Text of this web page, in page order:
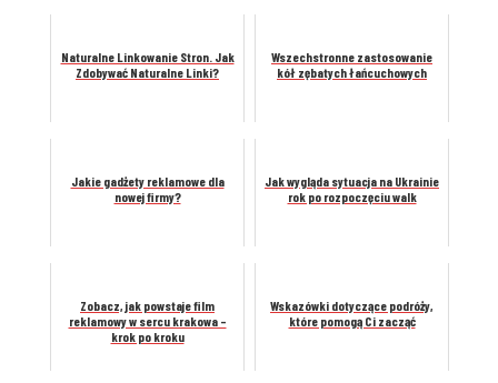
Naturalne Linkowanie Stron. Jak
Zdobywać Naturalne Linki?
Wszechstronne zastosowanie
kół zębatych łańcuchowych
Jakie gadżety reklamowe dla
nowej firmy?
Jak wygląda sytuacja na Ukrainie
rok po rozpoczęciu walk
Zobacz, jak powstaje film
reklamowy w sercu krakowa –
krok po kroku
Wskazówki dotyczące podróży,
które pomogą Ci zacząć